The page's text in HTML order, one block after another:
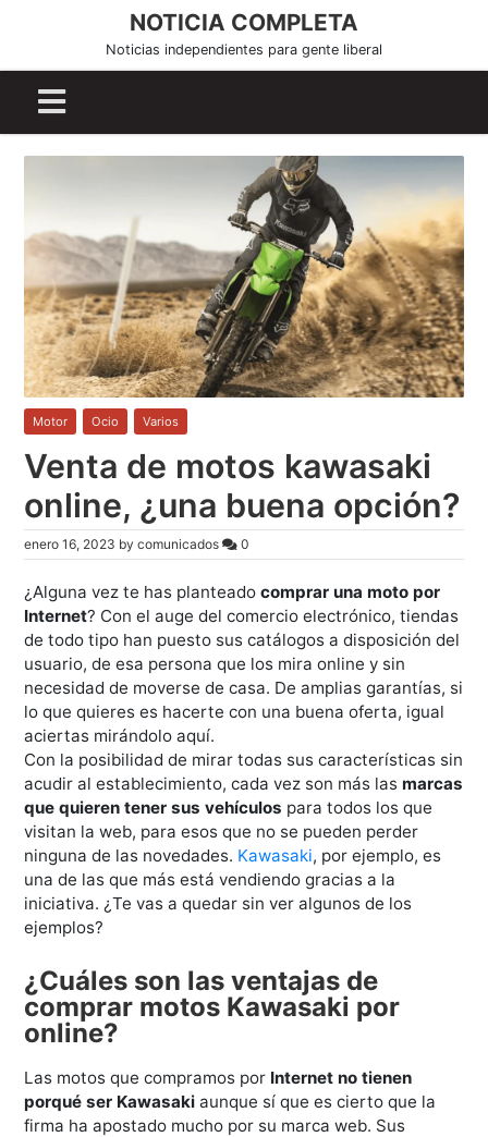
i
NOTICIA COMPLETA
Noticias independientes para gente liberal
Motor Ocio Varios
Venta de motos kawasaki
online, ¿una buena opción?
enero 16, 2023 bycomunicados 0
¿Alguna vez te has planteadocomprar una moto por
Internet? Con el auge del comercio electrónico, tiendas
de todo tipo han puesto sus catálogos a disposición del
usuario, de esa persona que los mira online y sin
necesidad de moverse de casa. De amplias garantías, si
lo que quieres es hacerte con una buena oferta, igual
aciertas mirándolo aquí.
Con la posibilidad de mirar todas sus características sin
acudir al establecimiento, cada vez son más las marcas
que quieren tener sus vehículos para todos los que
visitan la web, para esos que no se pueden perder
ninguna de las novedades. Kawasaki, por ejemplo, es
una de las que más está vendiendo gracias a la
iniciativa. ¿Te vas a quedar sin ver algunos de los
ejemplos?
¿Cuáles son las ventajas de
comprar motos Kawasaki por
online?
Las motos que compramos por Internet no tienen
porqué ser Kawasaki aunque sí que es cierto que la
firma ha apostado mucho por su marca web. Sus